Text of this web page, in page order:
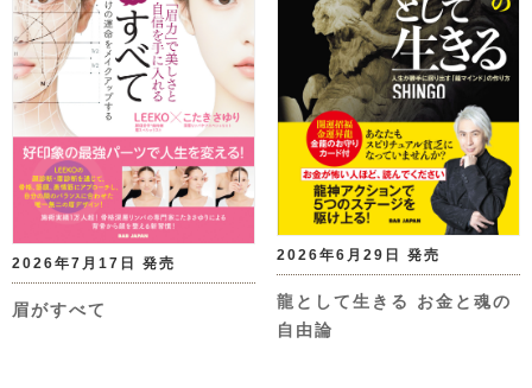
2026年7月17日 発売
眉がすべて
2026年6月29日 発売
龍として生きる お金と魂の
自由論